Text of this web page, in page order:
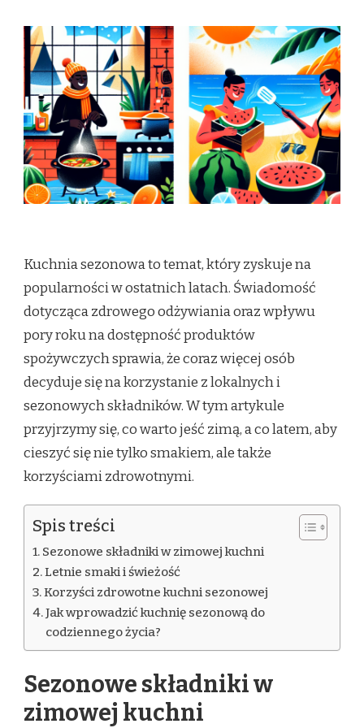
Kuchnia sezonowa to temat, który zyskuje na
popularności w ostatnich latach. Świadomość
dotycząca zdrowego odżywiania oraz wpływu
pory roku na dostępność produktów
spożywczych sprawia, że coraz więcej osób
decyduje się na korzystanie z lokalnych i
sezonowych składników. W tym artykule
przyjrzymy się, co warto jeść zimą, a co latem, aby
cieszyć się nie tylko smakiem, ale także
korzyściami zdrowotnymi.
Spis treści
Sezonowe składniki w zimowej kuchni
Letnie smaki i świeżość
Korzyści zdrowotne kuchni sezonowej
Jak wprowadzić kuchnię sezonową do
codziennego życia?
Sezonowe składniki w
zimowej kuchni